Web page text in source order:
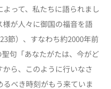
よって、私たちに語られまし
が人々に御国の福音を語
節）、すなわち約2000年前
句「あなたがたは、今がど
ら、このように行いなさ
べき時刻がもう来ていま